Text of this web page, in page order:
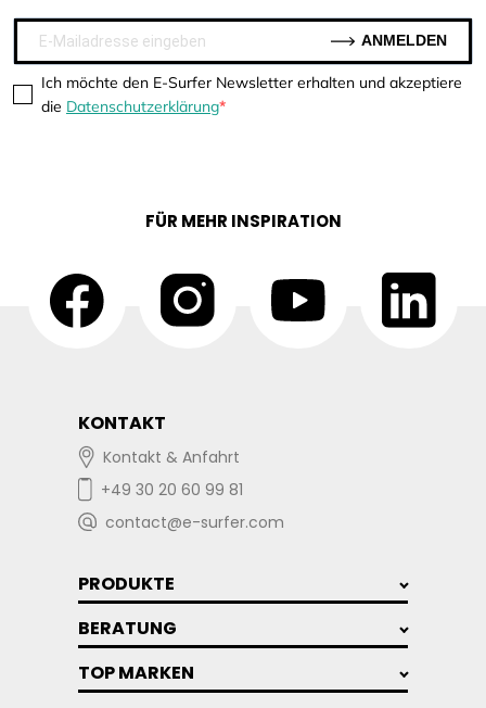
Ich möchte den E-Surfer Newsletter erhalten und akzeptiere
die Datenschutzerklärung
ANMELDEN
FÜR MEHR INSPIRATION
KONTAKT
Kontakt & Anfahrt
+49 30 20 60 99 81
contact@e-surfer.com
PRODUKTE
BERATUNG
TOP MARKEN